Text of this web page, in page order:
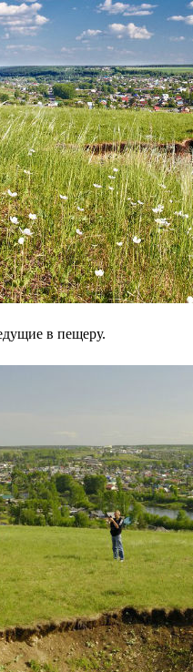
в пещеру.